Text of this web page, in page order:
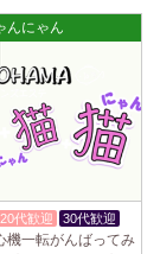
んにゃん
20代歓迎 30代歓迎
機一転がんばってみ